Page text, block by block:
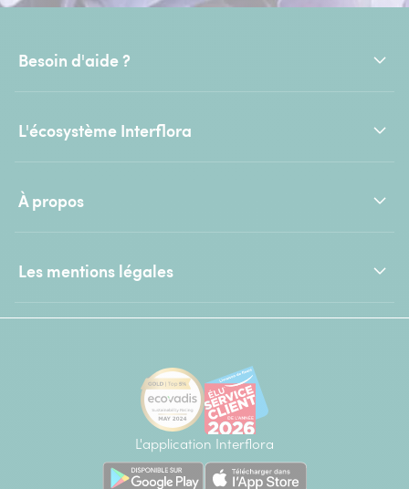
Besoin d'aide ?
L'écosystème Interflora
À propos
Les mentions légales
L'application Interflora